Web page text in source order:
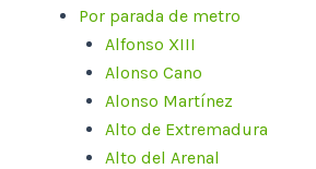
Por parada de metro
Alfonso XIII
Alonso Cano
Alonso Martínez
Alto de Extremadura
Alto del Arenal